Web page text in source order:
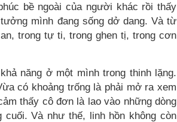
bề ngoài của người khác rồi thấy
mình đang sống dở dang. Và từ
trong tự ti, trong ghen tị, trong cơn
năng ở một mình trong thinh lặng.
có khoảng trống là phải mở ra xem
thấy cô đơn là lao vào những dòng
cuối. Và như thế, linh hồn không còn